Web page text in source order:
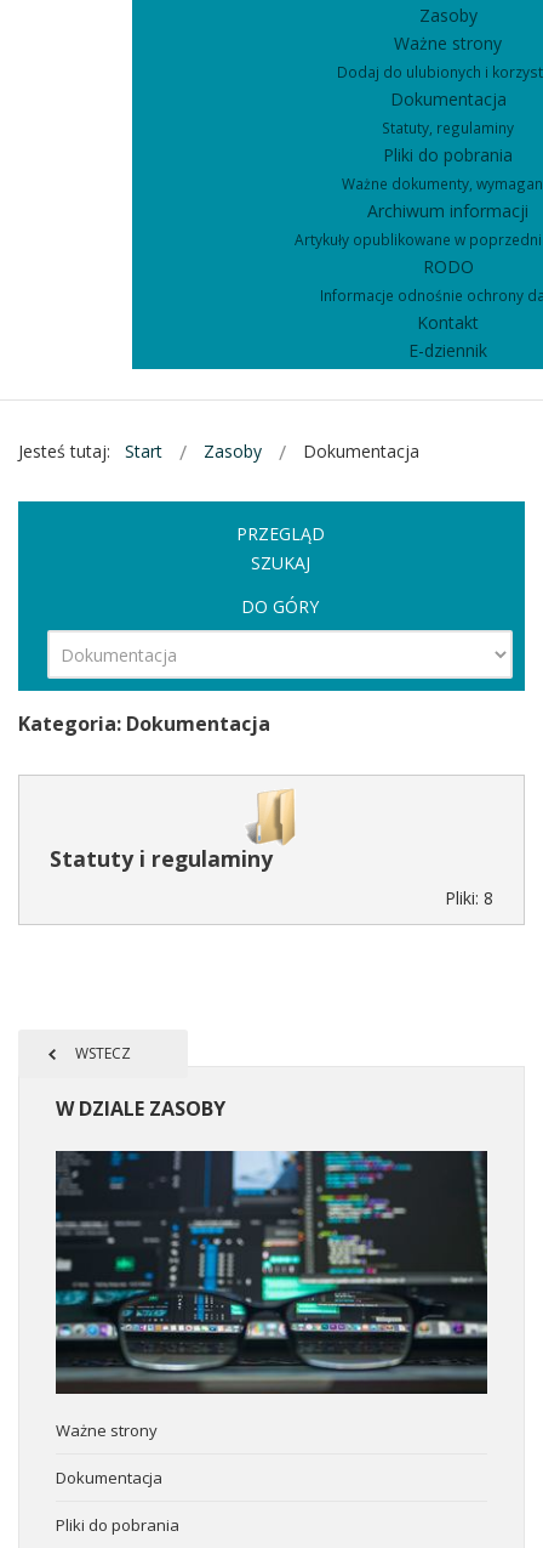
Zasoby
Ważne strony
Dodaj do ulubionych i
Dokumentacja
Statuty, regulaminy
Pliki do pobrania
Ważne dokumenty,
Archiwum informacji
Artykuły opublikowane w
RODO
Informacje odnośnie ochrony
Kontakt
E-dziennik
Jesteś tutaj: Start Zasoby Dokumentacja
PRZEGLĄD
SZUKAJ
DO GÓRY
Kategoria: Dokumentacja
Statuty i regulaminy
Pliki: 8
WSTECZ
WDZIALE ZASOBY
Ważne strony
Dokumentacja
Pliki do pobrania